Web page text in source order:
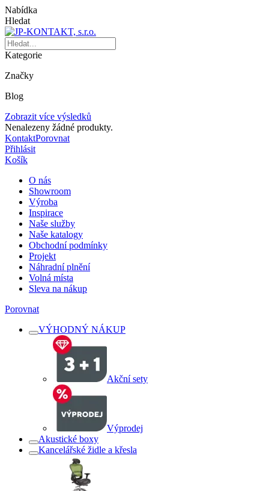
Nabídka
Hledat
Kategorie
Značky
Blog
Zobrazit více výsledků
Nenalezeny žádné produkty.
KontaktPorovnat
Přihlásit
Košík
O nás
Showroom
Výroba
Inspirace
Naše služby
Naše katalogy
Obchodní podmínky
Projekt
Náhradní plnění
Volná místa
Sleva na nákup
Porovnat
VÝHODNÝ NÁKUP
Akční sety
Výprodej
Akustické boxy
Kancelářské židle a křesla